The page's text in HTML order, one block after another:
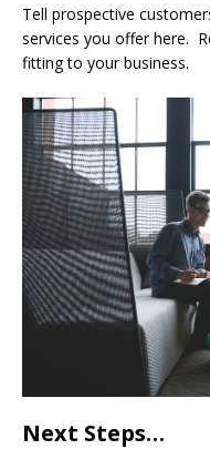
Tell prospective
services you offer here.
fitting to your business.
Next Steps…